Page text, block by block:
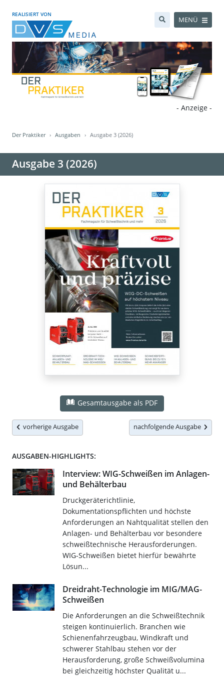
REALISIERT VON
MENÜ
- Anzeige -
Der Praktiker Ausgaben Ausgabe 3 (2026)
Ausgabe 3 (2026)
Gesamtausgabe als PDF
vorherige Ausgabe nachfolgende Ausgabe
AUSGABEN-HIGHLIGHTS:
Interview: WIG-Schweißen im Anlagen-
und Behälterbau
Druckgeräterichtlinie,
Dokumentationspflichten und höchste
Anforderungen an Nahtqualität stellen den
Anlagen- und Behälterbau vor besondere
schweißtechnische Herausforderungen.
WIG-Schweißen bietet hierfür bewährte
Lösun...
Dreidraht-Technologie im MIG/MAG-
Schweißen
Die Anforderungen an die Schweißtechnik
steigen kontinuierlich. Branchen wie
Schienenfahrzeugbau, Windkraft und
schwerer Stahlbau stehen vor der
Herausforderung, große Schweißvolumina
bei gleichzeitig höchster Qualität u...